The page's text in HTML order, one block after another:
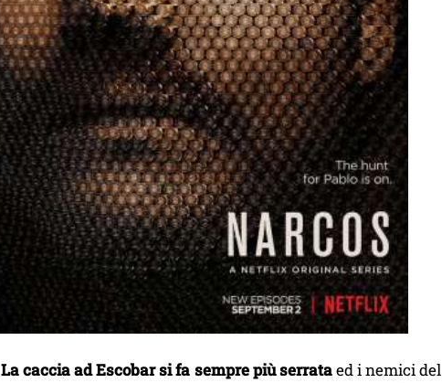
La caccia ad Escobar si fa sempre più serrataed i nemici del